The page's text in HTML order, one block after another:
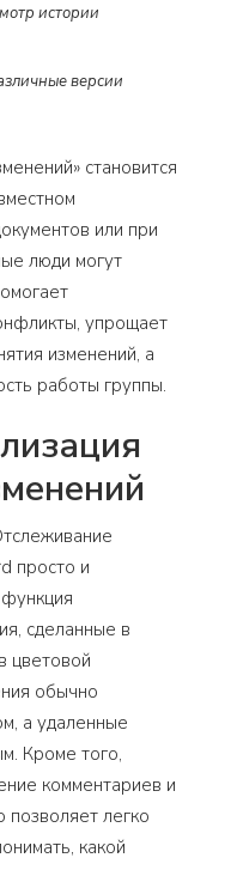
истории
версии
становится
или при
люди могут
упрощает
изменений, а
работы группы.
просто и
сделанные в
цветовой
обычно
а удаленные
Кроме того,
комментариев и
позволяет легко
какой